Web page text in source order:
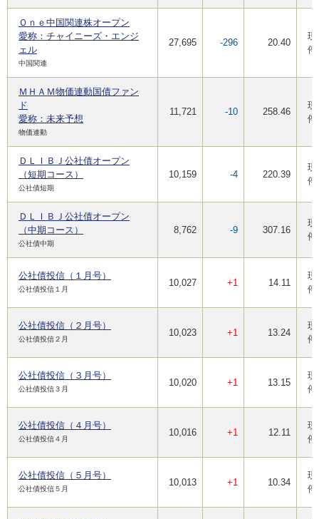
Ｏｎｅ中国関連株オープン
愛称：チャイニーズ・エンジ
ェル
中国関連
27,695 -296 20.40
現
停
ＭＨＡＭ物価連動国債ファン
ド
愛称：未来予想
物価連動
11,721 -10 258.46
現
停
ＤＬＩＢＪ公社債オープン
（短期コース）
公社債短期
10,159 -4 220.39
現
停
ＤＬＩＢＪ公社債オープン
（中期コース）
公社債中期
8,762 -9 307.16
現
停
公社債投信（１月号）
公社債投信１月
10,027 +1 14.11
現
停
公社債投信（２月号）
公社債投信２月
10,023 +1 13.24
現
停
公社債投信（３月号）
公社債投信３月
10,020 +1 13.15
現
停
公社債投信（４月号）
公社債投信４月
10,016 +1 12.11
現
停
公社債投信（５月号）
公社債投信５月
10,013 +1 10.34
現
停